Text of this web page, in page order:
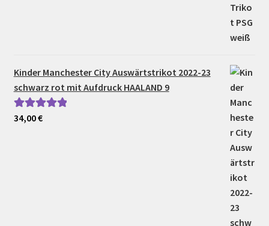
Kinder Manchester City Auswärtstrikot 2022-23
schwarz rot mit Aufdruck HAALAND 9
Bewertet mit
34,00€